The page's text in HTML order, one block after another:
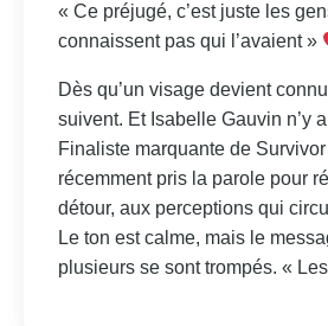
« Ce préjugé, c’est juste les
connaissent pas qui l’avaient »
Dès qu’un visage devient
suivent. Et Isabelle Gauvin n’y
Finaliste marquante de
récemment pris la parole pour
détour, aux perceptions qui
Le ton est calme, mais le
plusieurs se sont trompés. «